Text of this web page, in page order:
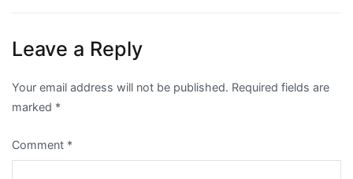
Leave a Reply
Your email address will not be published. Required fields are
marked *
Comment *